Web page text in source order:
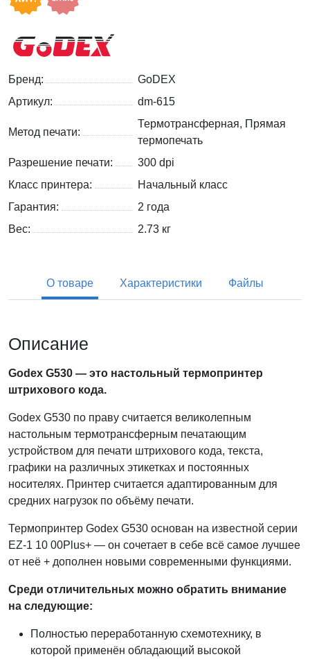
Бренд:
GoDEX
Артикул:
dm-615
Метод печати:
Термотрансферная, Прямая
термопечать
Разрешение печати:
300 dpi
Класс принтера:
Начальный класс
Гарантия:
2 года
Вес:
2.73 кг
О товаре Характеристики Файлы
Описание
Godex G530 — это настольный термопринтер
штрихового кода.
Godex G530 по праву считается великолепным
настольным термотрансферным печатающим
устройством для печати штрихового кода, текста,
графики на различных этикетках и постоянных
носителях. Принтер считается адаптированным для
средних нагрузок по объёму печати.
Термопринтер Godex G530 основан на известной серии
EZ-1 10 00Plus+ — он сочетает в себе всё самое лучшее
от неё + дополнен новыми современными функциями.
Среди отличительных можно обратить внимание
на следующие:
Полностью переработанную схемотехнику, в
которой применён обладающий высокой